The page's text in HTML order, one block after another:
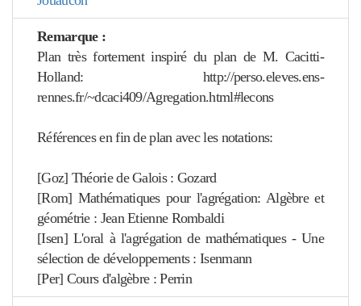
Remarque :
Plan très fortement inspiré du plan de M. Cacitti-
Holland: http://perso.eleves.ens-
rennes.fr/~dcaci409/Agregation.html#lecons
Références en fin de plan avec les notations:
[Goz] Théorie de Galois : Gozard
[Rom] Mathématiques pour l'agrégation: Algèbre et
géométrie : Jean Etienne Rombaldi
[Isen] L'oral à l'agrégation de mathématiques - Une
sélection de développements : Isenmann
[Per] Cours d'algèbre : Perrin